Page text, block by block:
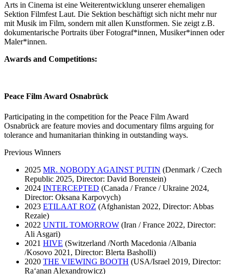
Arts in Cinema ist eine Weiterentwicklung unserer ehemaligen
Sektion Filmfest Laut. Die Sektion beschäftigt sich nicht mehr nur
mit Musik im Film, sondern mit allen Kunstformen. Sie zeigt z.B.
dokumentarische Portraits über Fotograf*innen, Musiker*innen oder
Maler*innen.
Awards and Competitions:
Peace Film Award Osnabrück
Participating in the competition for the Peace Film Award
Osnabrück are feature movies and documentary films arguing for
tolerance and humanitarian thinking in outstanding ways.
Previous Winners
2025 MR. NOBODY AGAINST PUTIN (Denmark / Czech
Republic 2025, Director: David Borenstein)
2024 INTERCEPTED (Canada / France / Ukraine 2024,
Director: Oksana Karpovych)
2023 ETILAAT ROZ (Afghanistan 2022, Director: Abbas
Rezaie)
2022 UNTIL TOMORROW (Iran / France 2022, Director:
Ali Asgari)
2021 HIVE (Switzerland /North Macedonia /Albania
/Kosovo 2021, Director: Blerta Basholli)
2020 THE VIEWING BOOTH (USA/Israel 2019, Director:
Ra‘anan Alexandrowicz)